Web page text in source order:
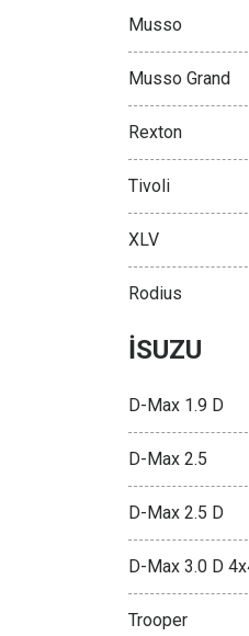
Musso
Musso Grand
Rexton
Tivoli
XLV
Rodius
İSUZU
D-Max 1.9 D
D-Max 2.5
D-Max 2.5 D
D-Max 3.0 D
Trooper